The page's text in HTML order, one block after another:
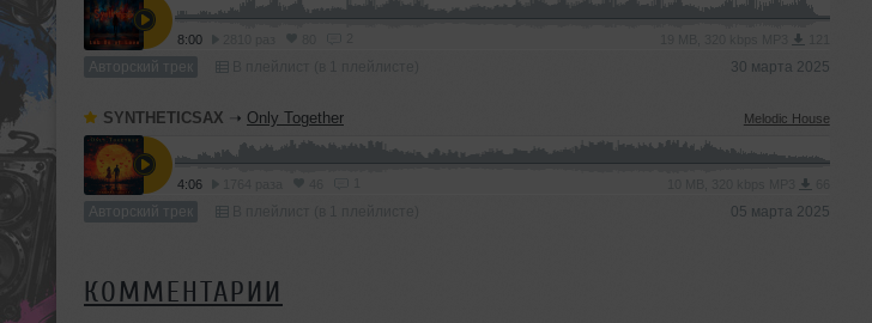
8:00
Авторский трек 30 марта 2025
SYNTHETICSAX ➝ Only Together Melodic House
4:06
Авторский трек 05 марта 2025
КОММЕНТАРИИ